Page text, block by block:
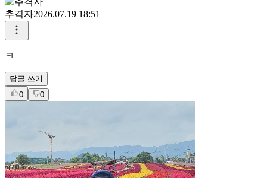
추격자2026.07.19 18:51
ㅋ
답글 쓰기
0
0